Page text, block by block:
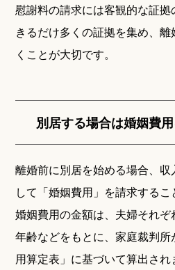
慰謝料の請求には客観的な証
きるだけ多くの証拠を集め、
くことが大切です。
別居する場合は婚姻費
離婚前に別居を始める場合、
して「婚姻費用」を請求するこ
婚姻費用の金額は、夫婦それぞ
年齢などをもとに、家庭裁判
用算定表」に基づいて算出さ